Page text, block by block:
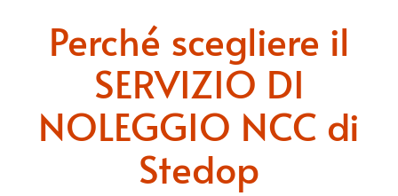
Perché scegliere il
SERVIZIO DI
NOLEGGIO NCC di
Stedop